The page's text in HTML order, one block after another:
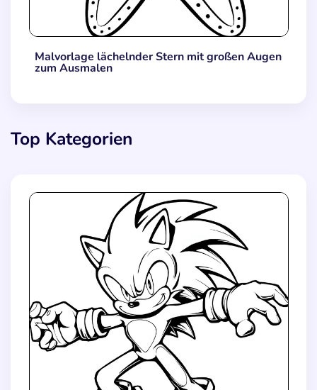
Malvorlage lächelnder Stern mit großen Augen
zum Ausmalen
Top Kategorien